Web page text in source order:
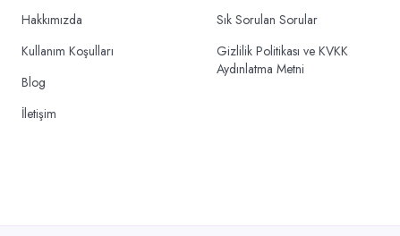
Hakkımızda
Kullanım Koşulları
Blog
İletişim
Sık Sorulan Sorular
Gizlilik Politikası ve KVKK
Aydınlatma Metni